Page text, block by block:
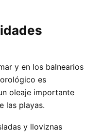
y en los balnearios
es
oleaje importante
las playas.
y lloviznas